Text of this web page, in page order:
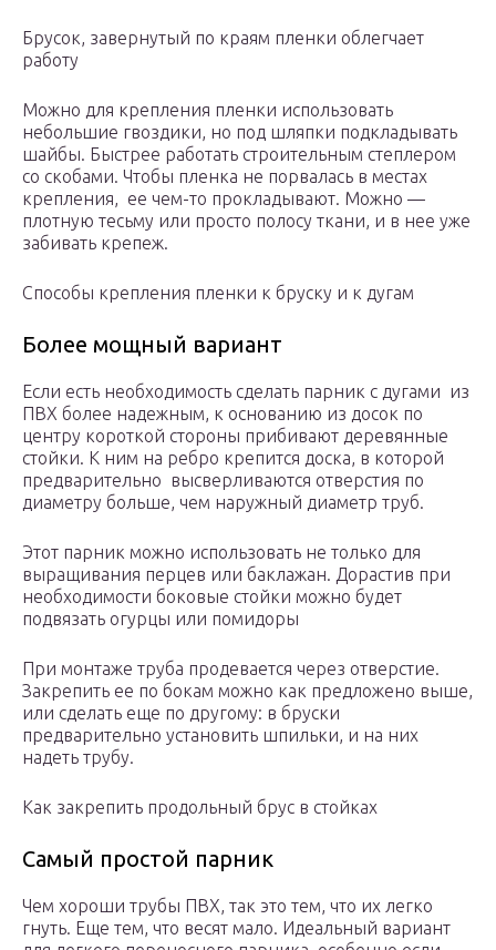
Брусок, завернутый по краям пленки облегчает
работу
Можно для крепления пленки использовать
небольшие гвоздики, но под шляпки подкладывать
шайбы. Быстрее работать строительным степлером
со скобами. Чтобы пленка не порвалась в местах
крепления, ее чем-то прокладывают. Можно —
плотную тесьму или просто полосу ткани, и в нее уже
забивать крепеж.
Способы крепления пленки к бруску и к дугам
Более мощный вариант
Если есть необходимость сделать парник с дугами из
ПВХ более надежным, к основанию из досок по
центру короткой стороны прибивают деревянные
стойки. К ним на ребро крепится доска, в которой
предварительно высверливаются отверстия по
диаметру больше, чем наружный диаметр труб.
Этот парник можно использовать не только для
выращивания перцев или баклажан. Дорастив при
необходимости боковые стойки можно будет
подвязать огурцы или помидоры
При монтаже труба продевается через отверстие.
Закрепить ее по бокам можно как предложено выше,
или сделать еще по другому: в бруски
предварительно установить шпильки, и на них
надеть трубу.
Как закрепить продольный брус в стойках
Самый простой парник
Чем хороши трубы ПВХ, так это тем, что их легко
гнуть. Еще тем, что весят мало. Идеальный вариант